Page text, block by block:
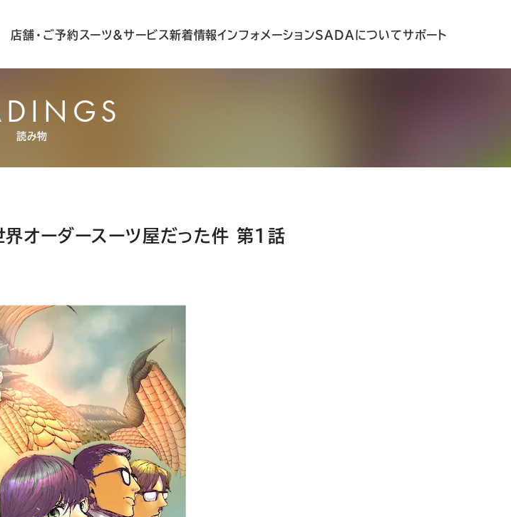
店舗・ご予約 スーツ&サービス新着情報インフォメーションSADAについてサポート
読み物
オーダースーツ屋だった件 第1話